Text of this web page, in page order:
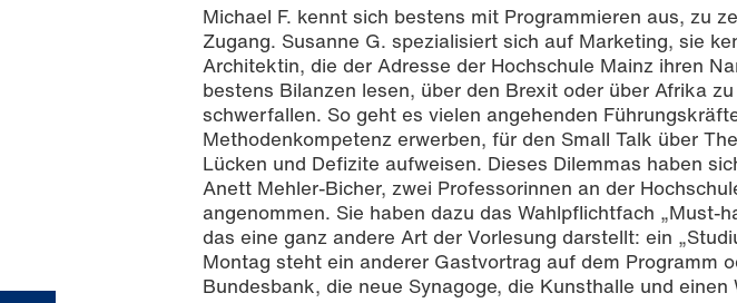
Michael F. kennt sich bestens mit Programmieren aus, zu
Zugang. Susanne G. spezialisiert sich auf Marketing, sie
Architektin, die der Adresse der Hochschule Mainz ihren
bestens Bilanzen lesen, über den Brexit oder über Afrika
schwerfallen. So geht es vielen angehenden
Methodenkompetenz erwerben, für den Small Talk über
Lücken und Defizite aufweisen. Dieses Dilemmas haben
Anett Mehler-Bicher, zwei Professorinnen an der
angenommen. Sie haben dazu das Wahlpflichtfach „Must-
das eine ganz andere Art der Vorlesung darstellt: ein
Montag steht ein anderer Gastvortrag auf dem Programm
Bundesbank, die neue Synagoge, die Kunsthalle und